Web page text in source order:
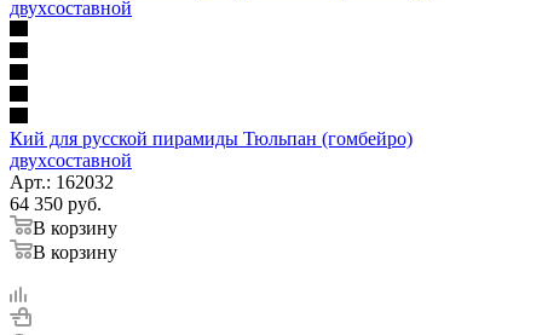
Кий для русской пирамиды Тюльпан (гомбейро)
двухсоставной
Арт.: 162032
64 350 руб.
В корзину
В корзину